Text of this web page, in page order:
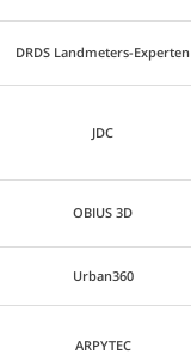
DRDS Landmeters-Experten
JDC
OBIUS 3D
Urban360
ARPYTEC